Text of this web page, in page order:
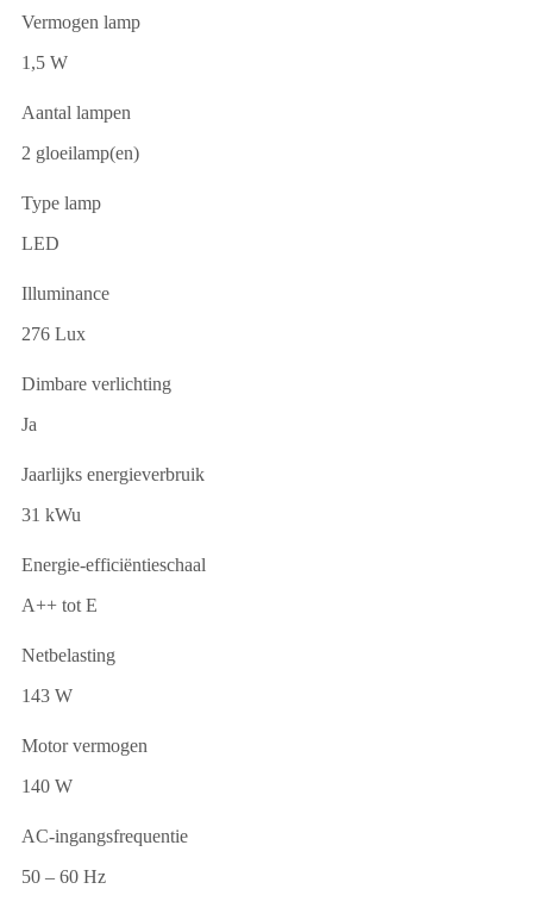
Vermogen lamp
1,5 W
Aantal lampen
2 gloeilamp(en)
Type lamp
LED
Illuminance
276 Lux
Dimbare verlichting
Ja
Jaarlijks energieverbruik
31 kWu
Energie-efficiëntieschaal
A++ tot E
Netbelasting
143 W
Motor vermogen
140 W
AC-ingangsfrequentie
50 – 60 Hz